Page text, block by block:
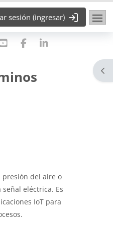
sesión (ingresar)
presión del aire o
eléctrica. Es
IoT para